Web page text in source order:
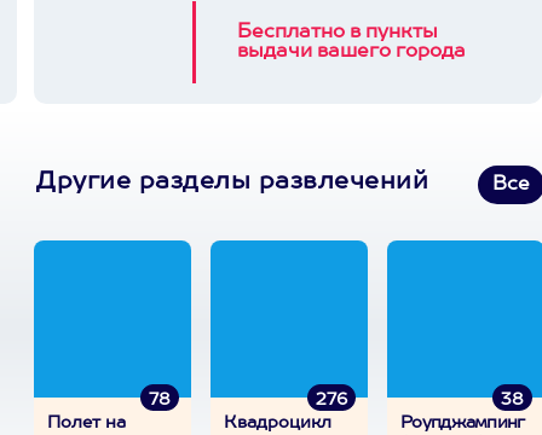
Бесплатно в пункты
выдачи вашего города
Другие разделы развлечений Все
78
Полет на
276
Квадроцикл
38
Роупджампинг